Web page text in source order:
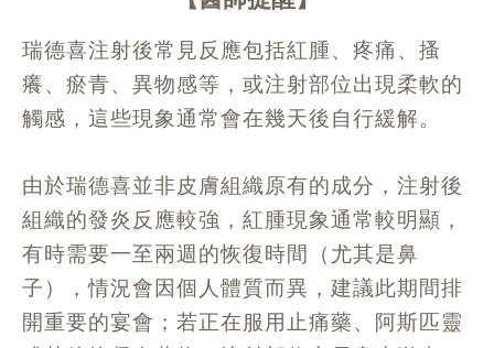
瑞德喜注射後常見反應包括紅腫、疼痛、搔
癢、瘀青、異物感等，或注射部位出現柔軟的
觸感，這些現象通常會在幾天後自行緩解。
由於瑞德喜並非皮膚組織原有的成分，注射後
組織的發炎反應較強，紅腫現象通常較明顯，
有時需要一至兩週的恢復時間（尤其是鼻
子），情況會因個人體質而異，建議此期間排
開重要的宴會；若正在服用止痛藥、阿斯匹靈